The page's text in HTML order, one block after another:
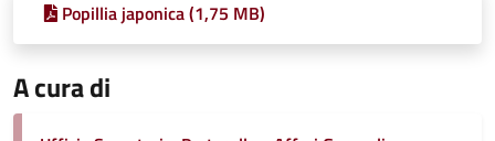
Popillia japonica (1,75 MB)
A cura di